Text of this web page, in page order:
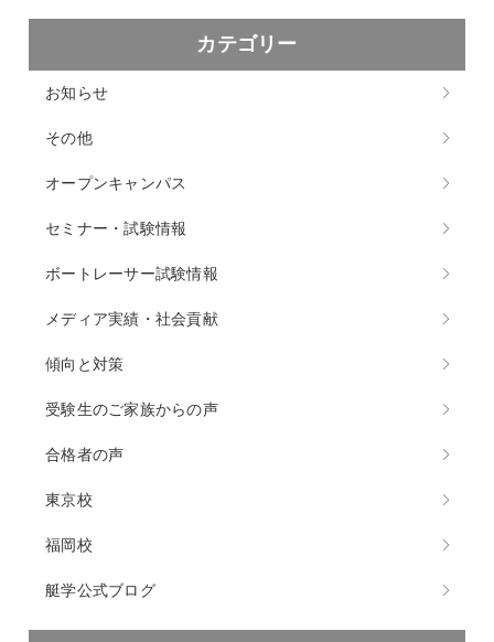
カテゴリー
お知らせ
その他
オープンキャンパス
セミナー・試験情報
ボートレーサー試験情報
メディア実績・社会貢献
傾向と対策
受験生のご家族からの声
合格者の声
東京校
福岡校
艇学公式ブログ